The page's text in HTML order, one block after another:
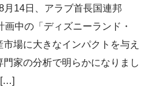
月14日、アラブ首長国連邦
画中の「ディズニーランド・
場に大きなインパクトを与え
家の分析で明らかになりまし
[…]